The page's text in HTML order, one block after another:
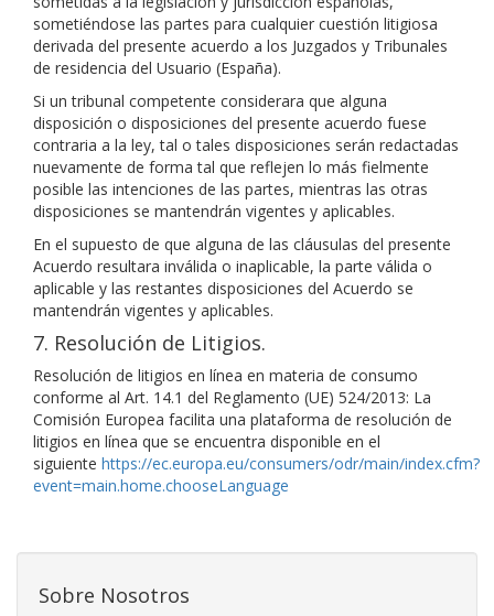
sometiéndose las partes para cualquier cuestión litigiosa
derivada del presente acuerdo a los Juzgados y Tribunales
de residencia del Usuario (España).
Si un tribunal competente considerara que alguna
disposición o disposiciones del presente acuerdo fuese
contraria a la ley, tal o tales disposiciones serán redactadas
nuevamente de forma tal que reflejen lo más fielmente
posible las intenciones de las partes, mientras las otras
disposiciones se mantendrán vigentes y aplicables.
En el supuesto de que alguna de las cláusulas del presente
Acuerdo resultara inválida o inaplicable, la parte válida o
aplicable y las restantes disposiciones del Acuerdo se
mantendrán vigentes y aplicables.
7. Resolución de Litigios.
Resolución de litigios en línea en materia de consumo
conforme al Art. 14.1 del Reglamento (UE) 524/2013: La
Comisión Europea facilita una plataforma de resolución de
litigios en línea que se encuentra disponible en el
siguiente https://ec.europa.eu/consumers/odr/main/index.cfm?
event=main.home.chooseLanguage
Sobre Nosotros